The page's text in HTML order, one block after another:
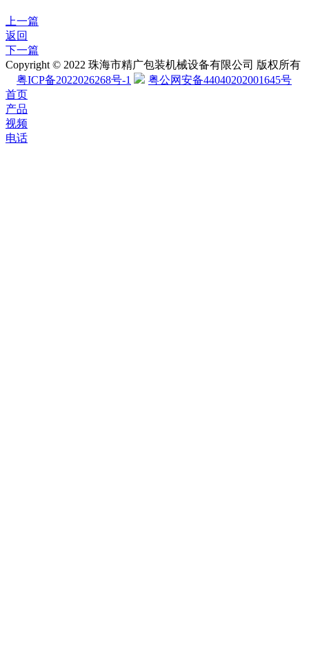
上一篇
返回
下一篇
Copyright © 2022 珠海市精广包装机械设备有限公司 版权所有
粤ICP备2022026268号-1
粤公网安备44040202001645号
首页
产品
视频
电话